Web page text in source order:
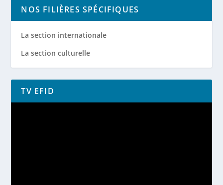
NOS FILIÈRES SPÉCIFIQUES
La section internationale
La section culturelle
TV EFID
Lecteur